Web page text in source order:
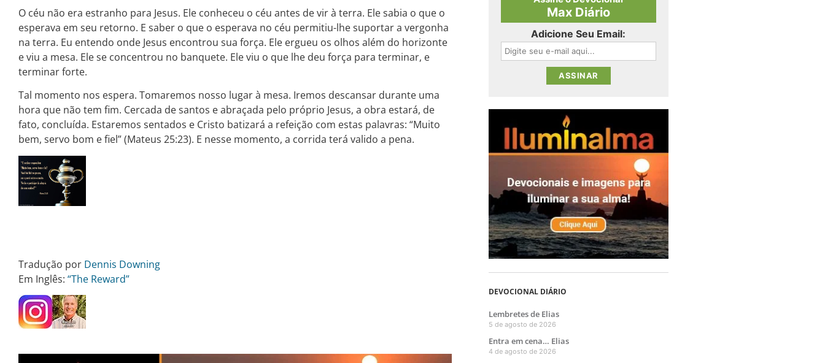
O céu não era estranho para Jesus. Ele conheceu o céu antes de vir à terra. Ele sabia o que o
esperava em seu retorno. E saber o que o esperava no céu permitiu-lhe suportar a vergonha
na terra. Eu entendo onde Jesus encontrou sua força. Ele ergueu os olhos além do horizonte
e viu a mesa. Ele se concentrou no banquete. Ele viu o que lhe deu força para terminar, e
terminar forte.
Tal momento nos espera. Tomaremos nosso lugar à mesa. Iremos descansar durante uma
hora que não tem fim. Cercada de santos e abraçada pelo próprio Jesus, a obra estará, de
fato, concluída. Estaremos sentados e Cristo batizará a refeição com estas palavras: “Muito
bem, servo bom e fiel” (Mateus 25:23). E nesse momento, a corrida terá valido a pena.
Tradução por Dennis Downing
Em Inglês: “The Reward”
Max Diário
Adicione Seu Email:
DEVOCIONAL DIÁRIO
Lembretes de Elias
5 de agosto de 2026
Entra em cena… Elias
4 de agosto de 2026